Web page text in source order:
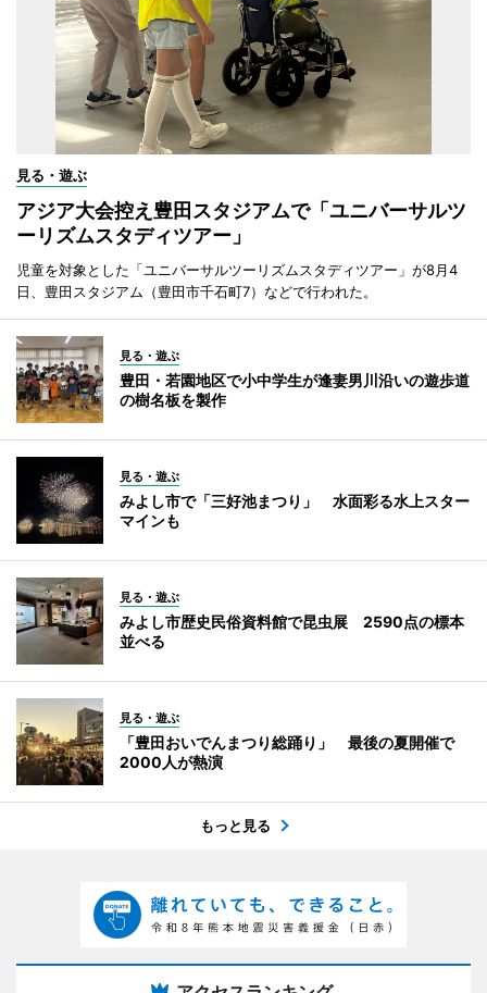
見る・遊ぶ
アジア大会控え豊田スタジアムで「ユニバーサルツ
ーリズムスタディツアー」
児童を対象とした「ユニバーサルツーリズムスタディツアー」が8月4
日、豊田スタジアム（豊田市千石町7）などで行われた。
見る・遊ぶ
豊田・若園地区で小中学生が逢妻男川沿いの遊歩道
の樹名板を製作
見る・遊ぶ
みよし市で「三好池まつり」 水面彩る水上スター
マインも
見る・遊ぶ
みよし市歴史民俗資料館で昆虫展 2590点の標本
並べる
見る・遊ぶ
「豊田おいでんまつり総踊り」 最後の夏開催で
2000人が熱演
もっと見る